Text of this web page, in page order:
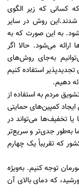
کسانی که زیر الگوی
شدند.این روش در سایر
به این صورت که به
می‌شود. حالا اگر
به‌جای روش‌های
استفاده کنیم
دهیم.
مردم به استفاده از
کمپین‌های حمایتی
تخفیف‌ها می‌تواند در
به‌طور جدی‌تر و سریع‌تر
که تقریباً یک چهارم
توجه کنیم. به‌ویژه
که دمای بالای آن